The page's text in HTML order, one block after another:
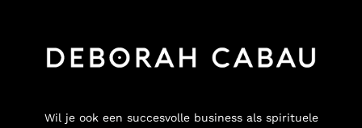
Wil je ook een succesvolle business als spirituele